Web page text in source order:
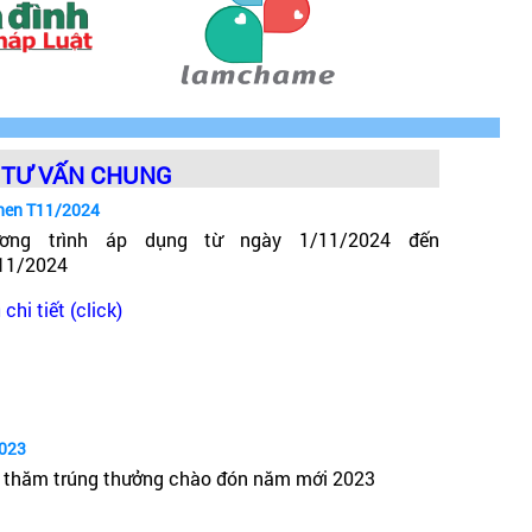
vào bếp. Từ đó giúp khách hàng dễ dàng chế biến
được sản xuất tại châu Âu. Các linh kiện đều đảm
vì vậy khách hàng có thể yên tâm khi sử dụng đặt
TƯ VẤN CHUNG
T11/2024
trình áp dụng từ ngày 1/11/2024 đến
2024
chi tiết (click)
thăm trúng thưởng chào đón năm mới 2023